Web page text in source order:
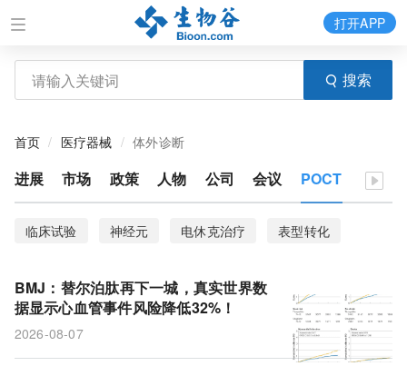
搜索
打开APP
首页 医疗器械 体外诊断
进展 市场 政策 人物 公司 会议 POCT
临床试验 神经元 电休克治疗
表型转化
结直肠癌
细胞外囊泡 内皮细胞
免疫细胞
阿尔茨海默病
EV-SELEX
BMJ：替尔泊肽再下一城，真实世界数
据显示心血管事件风险降低32%！
2026-08-07